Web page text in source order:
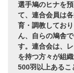
選手鳩のヒナを
て、連合会員は
育・調教してお
ん、自らの鳩舎
す。連合会は、
を持つ方々が組
500羽以上あるこ